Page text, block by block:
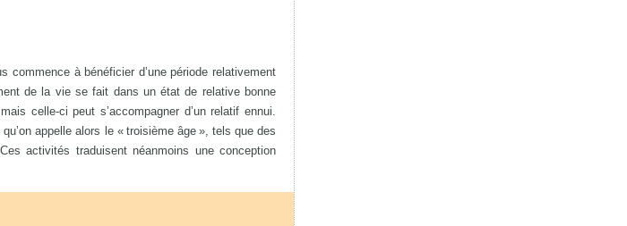
commence à bénéficier d’une période relativement
de la vie se fait dans un état de relative bonne
celle-ci peut s’accompagner d’un relatif ennui.
appelle alors le « troisième âge », tels que des
activités traduisent néanmoins une conception